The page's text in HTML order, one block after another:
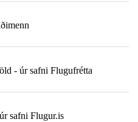
- úr safni Flugufrétta
safni Flugur.is